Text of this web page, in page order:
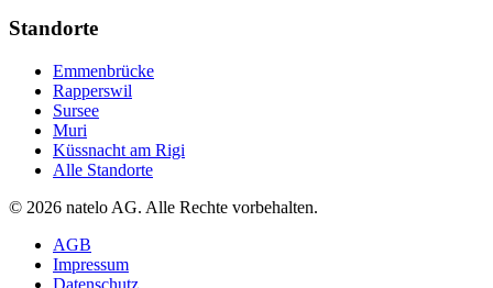
Standorte
Emmenbrücke
Rapperswil
Sursee
Muri
Küssnacht am Rigi
Alle Standorte
© 2026 natelo AG. Alle Rechte vorbehalten.
AGB
Impressum